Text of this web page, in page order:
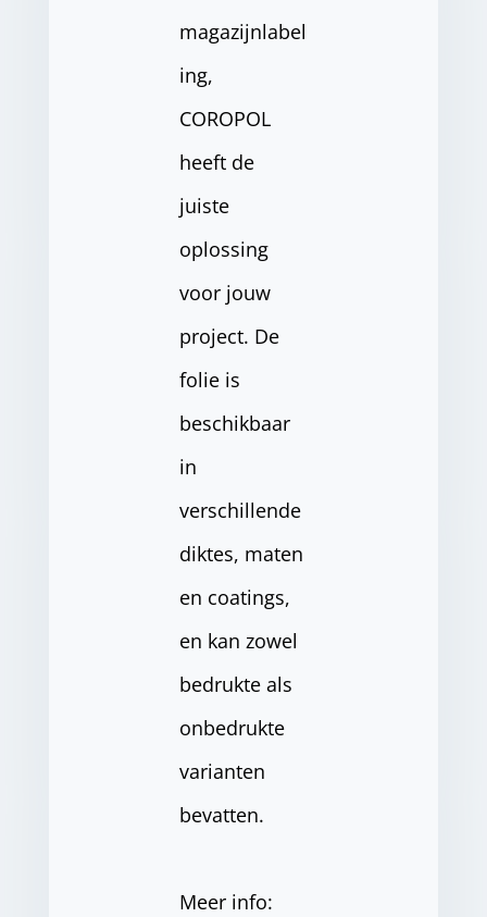
magazijnlabel
ing,
COROPOL
heeft de
juiste
oplossing
voor jouw
project. De
folie is
beschikbaar
in
verschillende
diktes, maten
en coatings,
en kan zowel
bedrukte als
onbedrukte
varianten
bevatten.
Meer info: